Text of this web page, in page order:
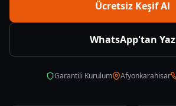
Ücretsiz Keşif Al
WhatsApp'tan Yaz
Garantili Kurulum Afyonkarahisar